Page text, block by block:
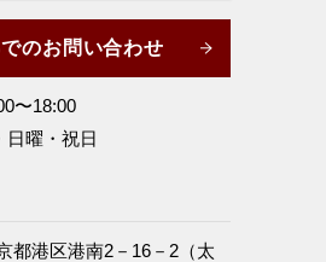
のお問い合わせ
〜18:00
日曜・祝日
都港区港南2－16－2（太